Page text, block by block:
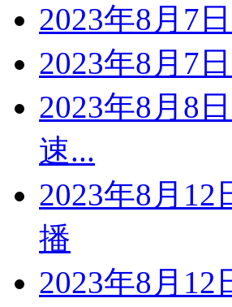
2023年8月7
2023年8月7
2023年8月8
速...
2023年8月
播
2023年8月